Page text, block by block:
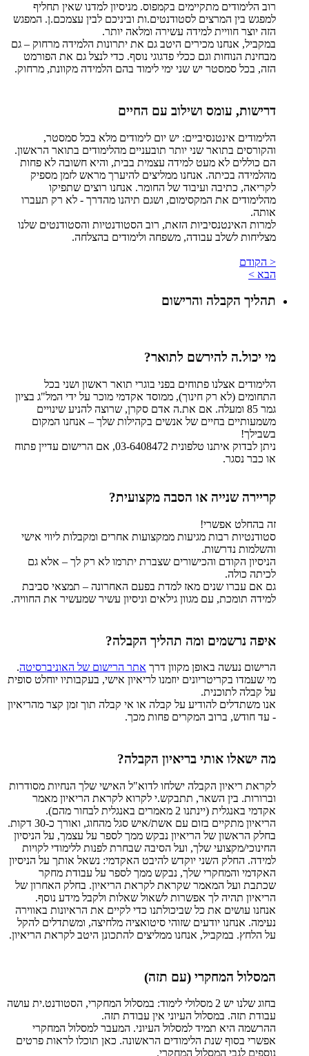
רוב הלימודים מתקיימים בקמפוס. מניסיון למדנו שאין תחליף
למפגש בין המרצים לסטודנטים.ות וביניכם לבין עצמכם.ן. המפגש
הזה יוצר חוויית למידה עשירה ומלאה יותר.
במקביל, אנחנו מכירים היטב גם את יתרונות הלמידה מרחוק – גם
מבחינת הנוחות וגם ככלי פדגוגי נוסף. כדי לנצל גם את הפורמט
הזה, בכל סמסטר יש שני ימי לימוד בהם הלמידה מקוונת, מרחוק.
דרישות, עומס ושילוב עם החיים
הלימודים אינטנסיביים: יש יום לימודים מלא בכל סמסטר,
והקורסים בתואר שני יותר תובעניים מהלימודים בתואר הראשון.
הם כוללים לא מעט למידה עצמית בבית, והיא חשובה לא פחות
מהלמידה בכיתה. אנחנו ממליצים להיערך מראש לזמן מספיק
לקריאה, כתיבה ועיבוד של החומר. אנחנו רוצים שתפיקו
מהלימודים את המקסימום, ושגם תיהנו מהדרך - לא רק תעברו
אותה.
למרות האינטנסיביות הזאת, רוב הסטודנטיות והסטודנטים שלנו
מצליחות לשלב עבודה, משפחה ולימודים בהצלחה.
< הקודם
הבא >
תהליך הקבלה והרישום
מי יכול.ה להירשם לתואר?
הלימודים אצלנו פתוחים בפני בוגרי תואר ראשון ושני בכל
התחומים (לא רק חינוך), ממוסד אקדמי מוכר על ידי המל"ג בציון
גמר 85 ומעלה. אם את.ה אדם סקרן, שרוצה להניע שינויים
משמעותיים בחיים של אנשים בקהילות שלך – אנחנו המקום
בשבילך!
ניתן לבדוק איתנו טלפונית 03-6408472, אם הרישום עדיין פתוח
או כבר נסגר.
קריירה שנייה או הסבה מקצועית?
זה בהחלט אפשרי!
סטודנטיות רבות מגיעות ממקצועות אחרים ומקבלות ליווי אישי
והשלמות נדרשות.
הניסיון הקודם והכישורים שצברת יתרמו לא רק לך – אלא גם
לכיתה כולה.
גם אם עברו שנים מאז למדת בפעם האחרונה – תמצאי סביבת
למידה תומכת, עם מגוון גילאים וניסיון עשיר שמעשיר את החוויה.
איפה נרשמים ומה תהליך הקבלה?
הרישום נעשה באופן מקוון דרך אתר הרישום של האוניברסיטה.
מי שעמדו בקריטריונים יוזמנו לריאיון אישי, בעקבותיו יוחלט סופית
על קבלה לתוכנית.
אנו משתדלים להודיע על קבלה או אי קבלה תוך זמן קצר מהריאיון
- עד חודש, ברוב המקרים פחות מכך.
מה ישאלו אותי בריאיון הקבלה?
לקראת ריאיון הקבלה ישלחו לדוא"ל האישי שלך הנחיות מסודרות
וברורות. בין השאר, תתבקש.י לקרוא לקראת הריאיון מאמר
אקדמי באנגלית (יינתנו 2 מאמרים באנגלית לבחור מהם).
הריאיון מתקיים בזום עם אשת/איש סגל מהחוג, ואורך כ-30 דקות.
בחלק הראשון של הריאיון נבקש ממך לספר על עצמך, על הניסיון
החינוכי/מקצועי שלך, ועל הסיבה שבחרת לפנות ללימודי לקויות
למידה. החלק השני יוקדש להיבט האקדמי: נשאל אותך על הניסיון
האקדמי והמחקרי שלך, נבקש ממך לספר על עבודת מחקר
שכתבת ועל המאמר שקראת לקראת הריאיון. בחלק האחרון של
הריאיון תהיה לך אפשרות לשאול שאלות ולקבל מידע נוסף.
אנחנו עושים את כל שביכולתנו כדי לקיים את הראיונות באווירה
נעימה. אנחנו יודעים שזוהי סיטואציה מלחיצה, ומשתדלים להקל
על הלחץ. במקביל, אנחנו ממליצים להתכונן היטב לקראת הריאיון.
המסלול המחקרי (עם תזה)
בחוג שלנו יש 2 מסלולי לימוד: במסלול המחקרי, הסטודנט.ית עושה
עבודת תזה. במסלול העיוני אין עבודת תזה.
ההרשמה היא תמיד למסלול העיוני. המעבר למסלול המחקרי
אפשרי בסוף שנת הלימודים הראשונה. כאן תוכלו לראות פרטים
נוספים לגבי המסלול המחקרי.